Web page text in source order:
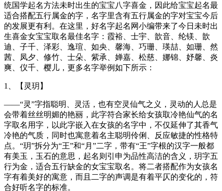
统国学起名方法未时出生的宝宝八字喜金，因此给宝宝起名最
适合搭配五行属金的字，名字里含有五行属金的字对宝宝今后
的发展更有利。在这里，好名字起名网小编带来了今日未时出
生喜金女宝宝取名最佳名字：霞裕、士宇、歆音、纶镁、歆
迪、子千、泽彩、逸瑄、如央、馨海、巧珊、瑛喆、如珊、然
茜、凤夕、修竹、士朵、紫承、婵嘉、松慈、娜锦、妤馨、炎
爽、仪千、樱儿，更多名字举例如下所示：
1、【灵玥】
——“灵”字指聪明、灵活，也有空灵仙气之义，灵动的人总是
会带着丝丝明媚的艳丽，此字符合家长给女孩取冷艳仙气的名
字取名用字，以此字嵌入在女孩的名字中，不仅延伸了其香气
冷艳的气质，同时也寓意着名主聪明伶俐、反应敏捷的性格特
点。“玥”拆分为“王”和“月”二字，带有“王”字根的汉字一般都
有美玉，玉石的意思，起名则引申为品性高洁的含义，玥字五
行为金，适合五行缺金的女宝宝取名。将二者搭配作为女孩名
字有着美好的寓意，而且二字的声调是有着平仄的变化的，符
合好听名字的标准。